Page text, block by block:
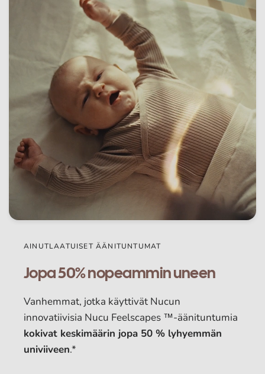
AINUTLAATUISET ÄÄNITUNTUMAT
Jopa 50% nopeammin uneen
Vanhemmat, jotka käyttivät Nucun
innovatiivisia Nucu Feelscapes ™-äänituntumia
kokivat keskimäärin jopa 50 % lyhyemmän
univiiveen.*